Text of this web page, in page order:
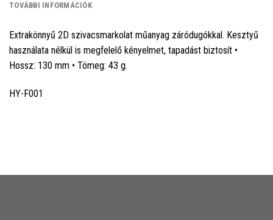
TOVÁBBI INFORMÁCIÓK
Extrakönnyű 2D szivacsmarkolat műanyag záródugókkal. Kesztyű
használata nélkül is megfelelő kényelmet, tapadást biztosít •
Hossz: 130 mm • Tömeg: 43 g.
HY-F001